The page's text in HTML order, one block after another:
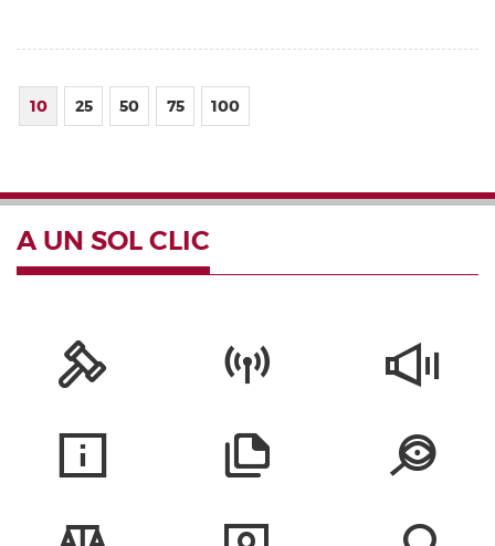
10 25 50 75 100
A UN SOL CLIC